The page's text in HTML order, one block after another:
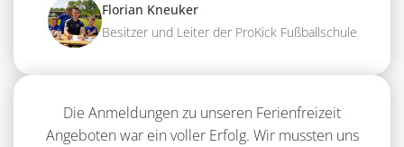
Florian Kneuker
Besitzer und Leiter der ProKick Fußballschule
Die Anmeldungen zu unseren Ferienfreizeit
Angeboten war ein voller Erfolg. Wir mussten uns